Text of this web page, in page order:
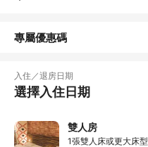
專屬優惠碼
入住／退房日期
選擇入住日期
雙人房
1張雙人床或更大床型